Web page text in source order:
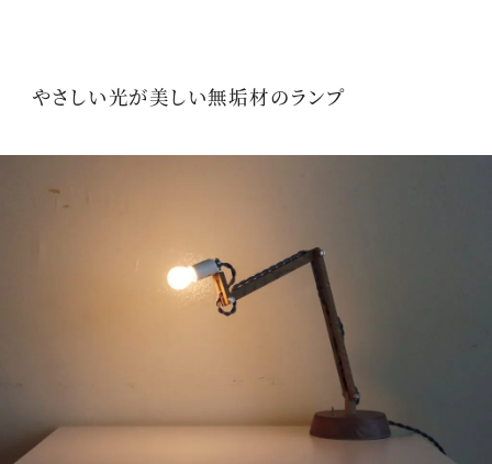
やさしい光が美しい無垢材のランプ